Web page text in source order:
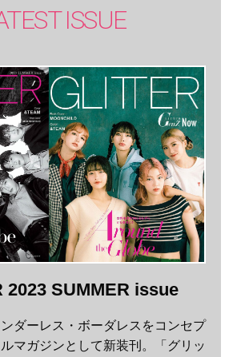
ISSUE
2023 SUMMER issue
ダーレス・ボーダレスをコンセプ
マガジンとして新装刊。「グリッ